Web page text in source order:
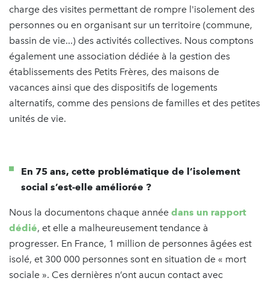
charge des visites permettant de rompre l'isolement des
personnes ou en organisant sur un territoire (commune,
bassin de vie...) des activités collectives. Nous comptons
également une association dédiée à la gestion des
établissements des Petits Frères, des maisons de
vacances ainsi que des dispositifs de logements
alternatifs, comme des pensions de familles et des petites
unités de vie.
En 75 ans, cette problématique de l’isolement
social s’est-elle améliorée ?
Nous la documentons chaque année dans un rapport
dédié, et elle a malheureusement tendance à
progresser. En France, 1 million de personnes âgées est
isolé, et 300 000 personnes sont en situation de « mort
sociale ». Ces dernières n’ont aucun contact avec